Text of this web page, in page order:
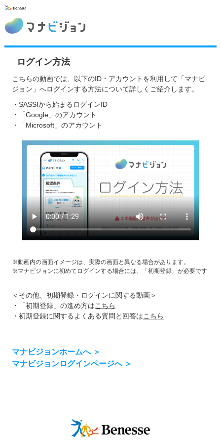
ログイン方法
こちらの動画では、以下のID・アカウントを利用して「マナビ
ジョン」へログインする方法について詳しくご紹介します。
・SASSIから始まるログインID
・「Google」のアカウント
・「Microsoft」のアカウント
※動画内の画面イメージは、実際の画面と異なる場合があります。
※マナビジョンに初めてログインする場合には、「初期登録」が必要です
＜その他、初期登録・ログインに関する動画＞
・「初期登録」の進め方はこちら
・初期登録に関するよくある質問と回答はこちら
マナビジョンホームへ ＞
マナビジョンログインページへ ＞